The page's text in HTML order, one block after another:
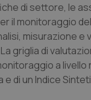
di settore, le
il monitoraggio
misurazione
griglia di
a
di un Indice